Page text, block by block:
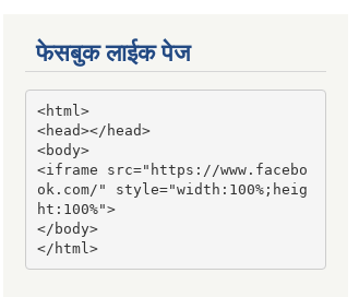
फेसबुक लाईक पेज
<html>
<head></head>
<body>
<iframe src="https://www.facebo
ok.com/" style="width:100%;heig
ht:100%">
</body>
</html>